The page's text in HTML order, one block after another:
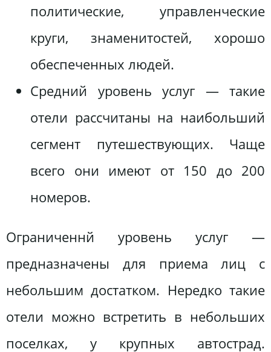
политические, управленческие
круги, знаменитостей, хорошо
обеспеченных людей.
Средний уровень услуг — такие
отели рассчитаны на наибольший
сегмент путешествующих. Чаще
всего они имеют от 150 до 200
номеров.
Ограниченнй уровень услуг —
предназначены для приема лиц с
небольшим достатком. Нередко такие
отели можно встретить в небольших
поселках, у крупных автострад.